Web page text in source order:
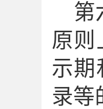
第
原则
示期
录等